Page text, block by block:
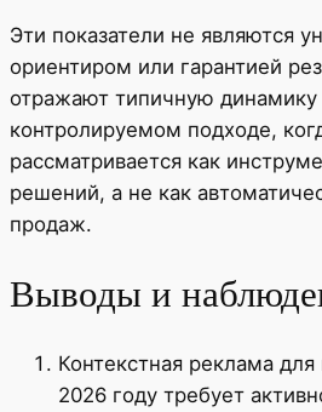
Эти показатели не являются
ориентиром или гарантией
отражают типичную динамику
контролируемом подходе,
рассматривается как
решений, а не как
продаж.
Выводы и
Контекстная реклама
2026 году требует